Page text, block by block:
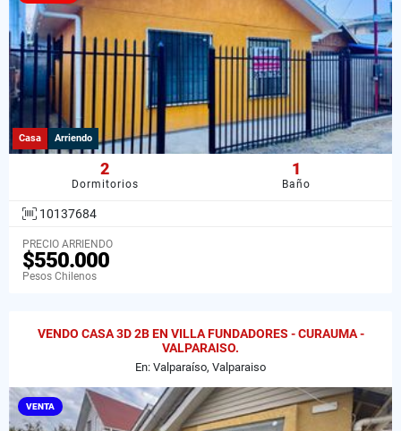
Casa Arriendo
2
Dormitorios
1
Baño
10137684
PRECIO ARRIENDO
$550.000
Pesos Chilenos
VENDO CASA 3D 2B EN VILLA FUNDADORES - CURAUMA -
VALPARAISO.
En: Valparaíso, Valparaiso
VENTA